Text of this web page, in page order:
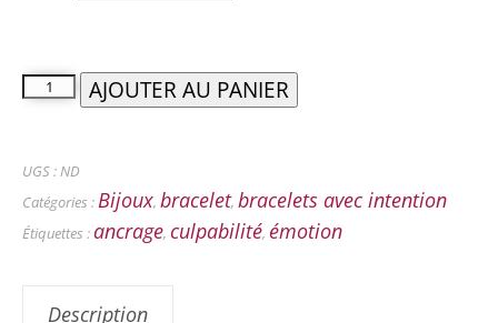
AJOUTER AU PANIER
UGS :ND
Catégories :Bijoux, bracelet, bracelets avec intention
Étiquettes : ancrage, culpabilité, émotion
Description